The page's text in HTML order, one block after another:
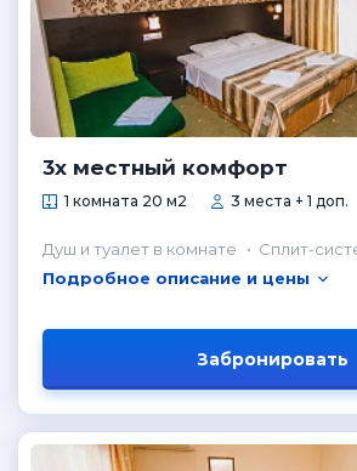
3х местный комфорт
1 комната 20 м2 3 места + 1 доп.
Душ и туалет в комнате Сплит-
Подробное описание и цены
Забронировать